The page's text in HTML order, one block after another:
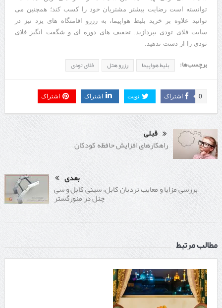
توانسته است رضایت بیشتر مشتریان خود را کسب کند؛ همچنین می
توانید علاوه بر خرید بلیط هواپیما، به رزرو اقامتگاه های یزد نیز در
سایت فلای تودی بپردازید. تخفیف های دوره ای و شگفت انگیز فلای
تودی را از دست ندهید.
برچسب‌ها: بلیط هواپیما رزرو هتل فلای تودی
اشتراک 0 تویت اشتراک اشتراک
قبلی
راهکارهای افزایش حافظه کودکان
بعدی
بررسی مزایا و معایب نردبان کابل، سینی کابل و سی
چنل در منورگستر
مطالب مرتبط